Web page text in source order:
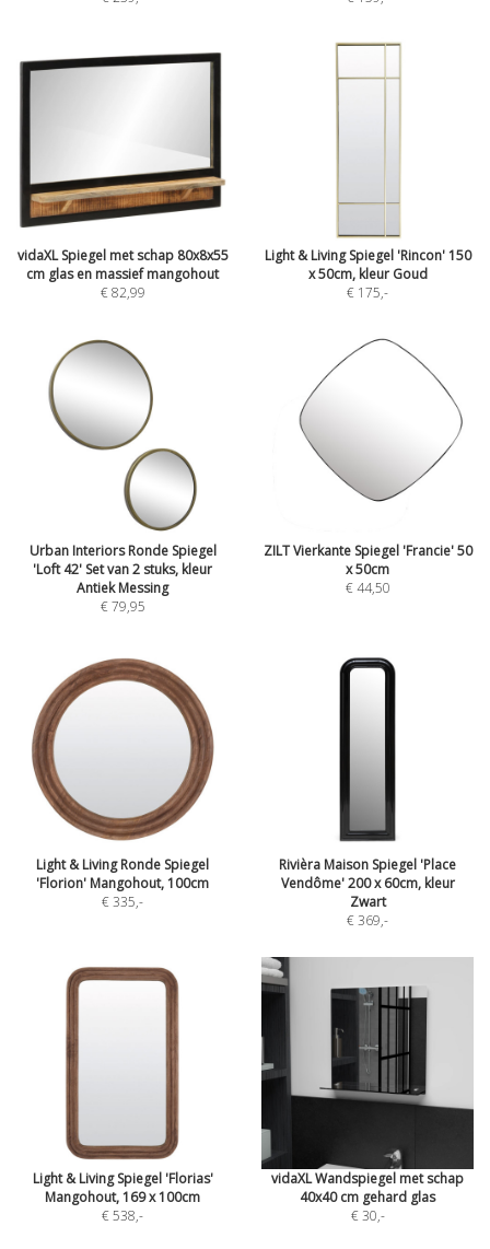
vidaXL Spiegel met schap 80x8x55
cm glas en massief mangohout
€ 82,99
Light & Living Spiegel 'Rincon' 150
x 50cm, kleur Goud
€ 175,-
Urban Interiors Ronde Spiegel
'Loft 42' Set van 2 stuks, kleur
Antiek Messing
€ 79,95
ZILT Vierkante Spiegel 'Francie' 50
x 50cm
€ 44,50
Light & Living Ronde Spiegel
'Florion' Mangohout, 100cm
€ 335,-
Rivièra Maison Spiegel 'Place
Vendôme' 200 x 60cm, kleur
Zwart
€ 369,-
Light & Living Spiegel 'Florias'
Mangohout, 169 x 100cm
€ 538,-
vidaXL Wandspiegel met schap
40x40 cm gehard glas
€ 30,-